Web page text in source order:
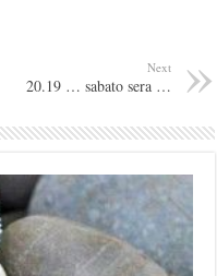
Next
20.19 … sabato sera …